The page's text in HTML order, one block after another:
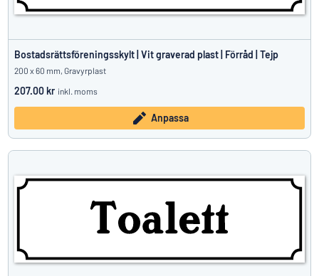
Bostadsrättsföreningsskylt | Vit graverad plast | Förråd | Tejp
200 x 60 mm, Gravyrplast
207.00 kr inkl. moms
Anpassa